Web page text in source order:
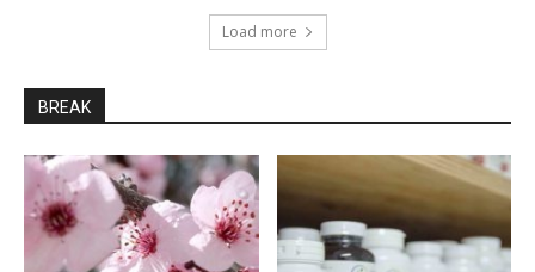
Load more
BREAK